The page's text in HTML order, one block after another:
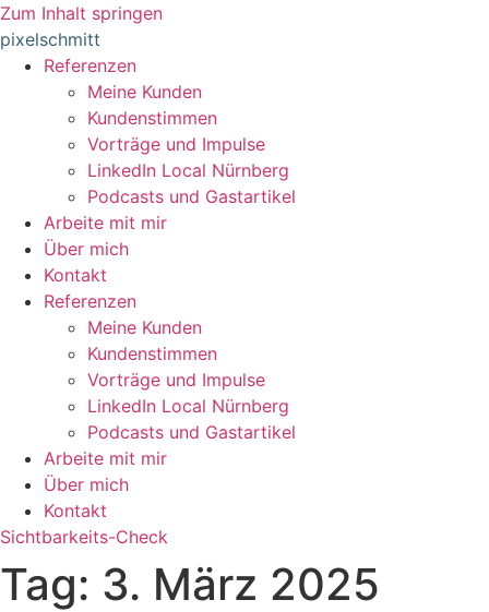
Zum Inhalt springen
pixelschmitt
Referenzen
Meine Kunden
Kundenstimmen
Vorträge und Impulse
LinkedIn Local Nürnberg
Podcasts und Gastartikel
Arbeite mit mir
Über mich
Kontakt
Referenzen
Meine Kunden
Kundenstimmen
Vorträge und Impulse
LinkedIn Local Nürnberg
Podcasts und Gastartikel
Arbeite mit mir
Über mich
Kontakt
Sichtbarkeits-Check
Tag: 3. März 2025